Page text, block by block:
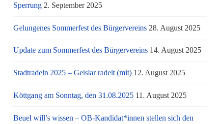
Sperrung 2. September 2025
Gelungenes Sommerfest des Bürgervereins 28. August 2025
Update zum Sommerfest des Bürgervereins 14. August 2025
Stadtradeln 2025 – Geislar radelt (mit) 12. August 2025
Köttgang am Sonntag, den 31.08.2025 11. August 2025
Beuel will’s wissen – OB-Kandidat*innen stellen sich den